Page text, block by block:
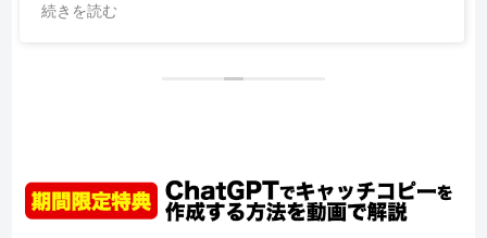
狩生さんに制作していただくと、業務内容や流れがわ
私の希望や修正したいことも、気軽に相談できます。
また、ホームページ操作上のトラブル時にも、すぐに
続きを読む